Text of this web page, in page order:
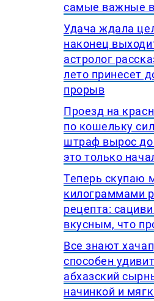
самые важные
Удача ждала
наконец
астролог
лето принесет
прорыв
Проезд на
по кошельку
штраф вырос до
это только
Теперь скупаю
килограммами
рецепта:
вкусным, что
Все знают
способен
абхазский
начинкой и